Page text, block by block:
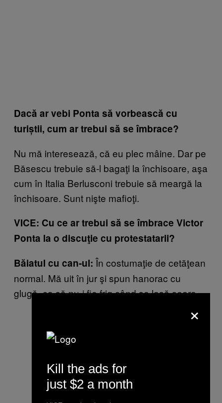
Dacă ar vebi Ponta să vorbească cu
turiștii, cum ar trebui să se îmbrace?
Nu mă interesează, că eu plec mâine. Dar pe
Băsescu trebuie să-l bagaţi la închisoare, aşa
cum în Italia Berlusconi trebuie să meargă la
închisoare. Sunt nişte mafioţi.
VICE: Cu ce ar trebui să se îmbrace Victor
Ponta la o discuţie cu protestatarii?
Băiatul cu can-ul: În costumaţie de cetăţean
normal. Mă uit în jur şi spun hanorac cu
glugă, ca să nu-i fie frig când se lasă seara…
×
Kill the ads for
just $2 a month